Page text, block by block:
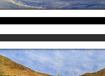
MARINA CADAQUÉS